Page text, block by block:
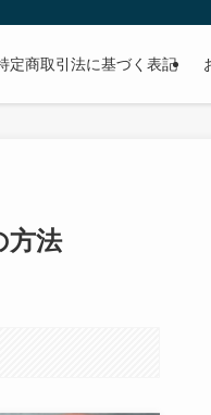
で運営されているWEBサイトで
定商取引法に基づく表記
方法